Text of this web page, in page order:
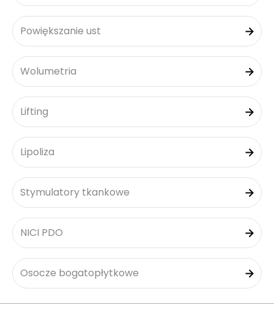
Powiększanie ust
Wolumetria
Lifting
Lipoliza
Stymulatory tkankowe
NICI PDO
Osocze bogatopłytkowe